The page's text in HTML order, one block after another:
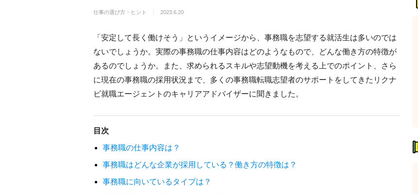
仕事の選び方・ヒント 2023.6.20
「安定して長く働けそう」というイメージから、事務職を志望する就活生は多いのでは
ないでしょうか。実際の事務職の仕事内容はどのようなもので、どんな働き方の特徴が
あるのでしょうか。また、求められるスキルや志望動機を考える上でのポイント、さら
に現在の事務職の採用状況まで、多くの事務職転職志望者のサポートをしてきたリクナ
ビ就職エージェントのキャリアアドバイザーに聞きました。
目次
事務職の仕事内容は？
事務職はどんな企業が採用している？働き方の特徴は？
事務職に向いているタイプは？